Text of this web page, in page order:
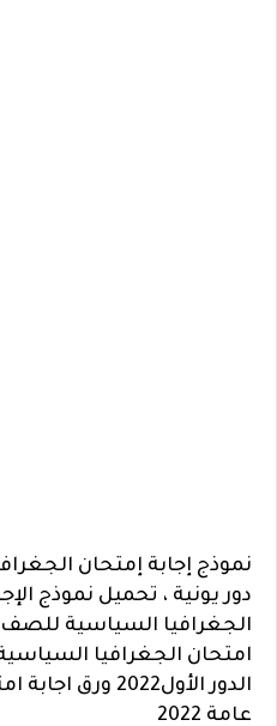
دور يونية ، تحميل نموذج
امتحان الجغرافيا
الدور الأول2022
عامة 2022